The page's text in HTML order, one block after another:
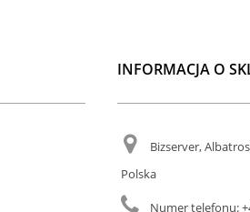
INFORMACJA O
Bizserver,
Polska
Numer telefonu: